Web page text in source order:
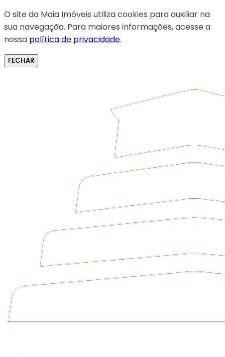
O site da Maia Imóveis utiliza cookies para auxiliar na
sua navegação. Para maiores informações, acesse a
nossa política de privacidade.
FECHAR